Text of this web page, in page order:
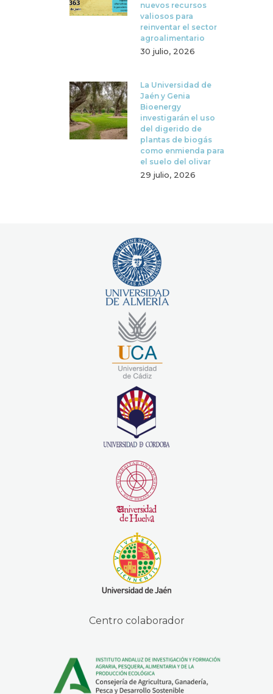
nuevos recursos
valiosos para
reinventar el sector
agroalimentario
30 julio, 2026
La Universidad de
Jaén y Genia
Bioenergy
investigarán el uso
del digerido de
plantas de biogás
como enmienda para
el suelo del olivar
29 julio, 2026
Centro colaborador